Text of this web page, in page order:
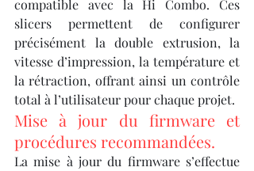
compatible avec la Hi Combo. Ces
slicers permettent de configurer
précisément la double extrusion, la
vitesse d’impression, la température et
la rétraction, offrant ainsi un contrôle
total à l’utilisateur pour chaque projet.
Mise à jour du firmware et
procédures recommandées.
La mise à jour du firmware s’effectue